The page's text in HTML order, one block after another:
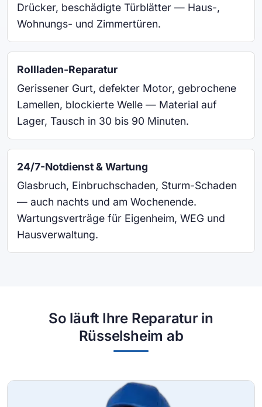
Drücker, beschädigte Türblätter — Haus-,
Wohnungs- und Zimmertüren.
Rollladen-Reparatur
Gerissener Gurt, defekter Motor, gebrochene
Lamellen, blockierte Welle — Material auf
Lager, Tausch in 30 bis 90 Minuten.
24/7-Notdienst & Wartung
Glasbruch, Einbruchschaden, Sturm-Schaden
— auch nachts und am Wochenende.
Wartungsverträge für Eigenheim, WEG und
Hausverwaltung.
So läuft Ihre Reparatur in
Rüsselsheim ab